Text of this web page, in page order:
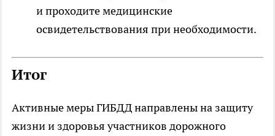
и проходите медицинские
освидетельствования при необходимости.
Итог
Активные меры ГИБДД направлены на защиту
жизни и здоровья участников дорожного